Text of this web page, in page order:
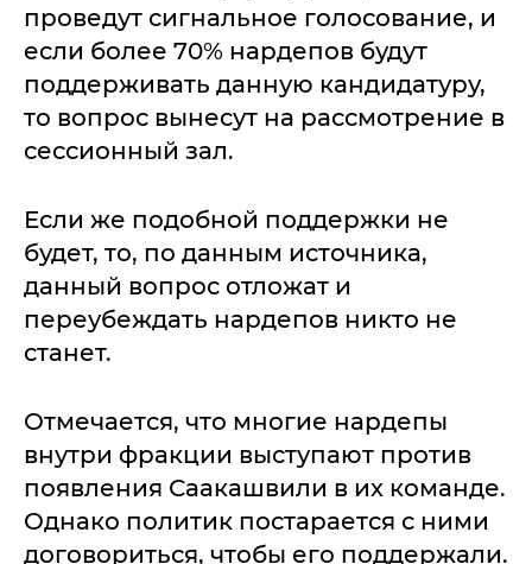
проведут сигнальное голосование, и
если более 70% нардепов будут
поддерживать данную кандидатуру,
то вопрос вынесут на рассмотрение в
сессионный зал.
Если же подобной поддержки не
будет, то, по данным источника,
данный вопрос отложат и
переубеждать нардепов никто не
станет.
Отмечается, что многие нардепы
внутри фракции выступают против
появления Саакашвили в их команде.
Однако политик постарается с ними
договориться, чтобы его поддержали.